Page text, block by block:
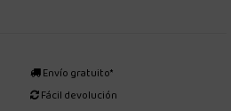
Envío gratuito*
Fácil devolución